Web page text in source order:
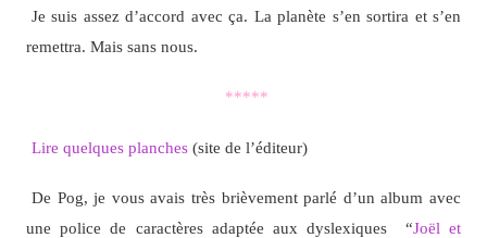
Je suis assez d’accord avec ça. La planète s’en sortira et s’en
remettra. Mais sans nous.
*****
Lire quelques planches(site de l’éditeur)
De Pog, je vous avais très brièvement parlé d’un album avec
une police de caractères adaptée aux dyslexiques “Joël et